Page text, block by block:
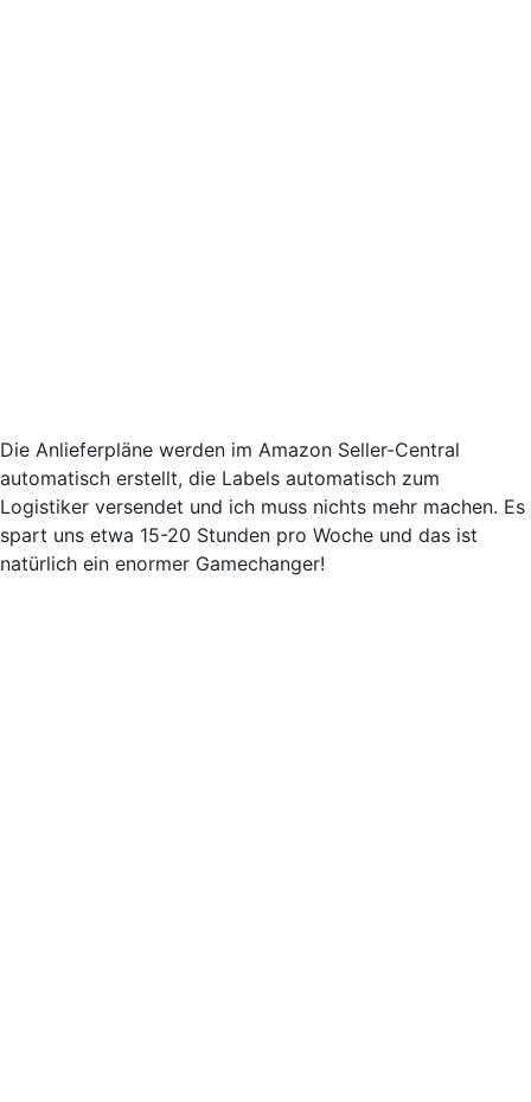
Die Anlieferpläne werden im Amazon Seller-Central
automatisch erstellt, die Labels automatisch zum
Logistiker versendet und ich muss nichts mehr machen. Es
spart uns etwa 15-20 Stunden pro Woche und das ist
natürlich ein enormer Gamechanger!